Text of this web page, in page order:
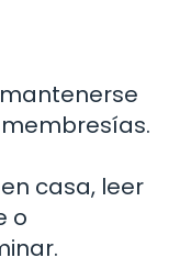
casa, leer
o